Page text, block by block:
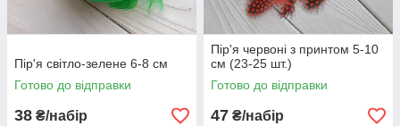
Пір'я світло-зелене 6-8 см
Готово до відправки
38 ₴/набір
Пір'я червоні з принтом 5-10
см (23-25 шт.)
Готово до відправки
47 ₴/набір